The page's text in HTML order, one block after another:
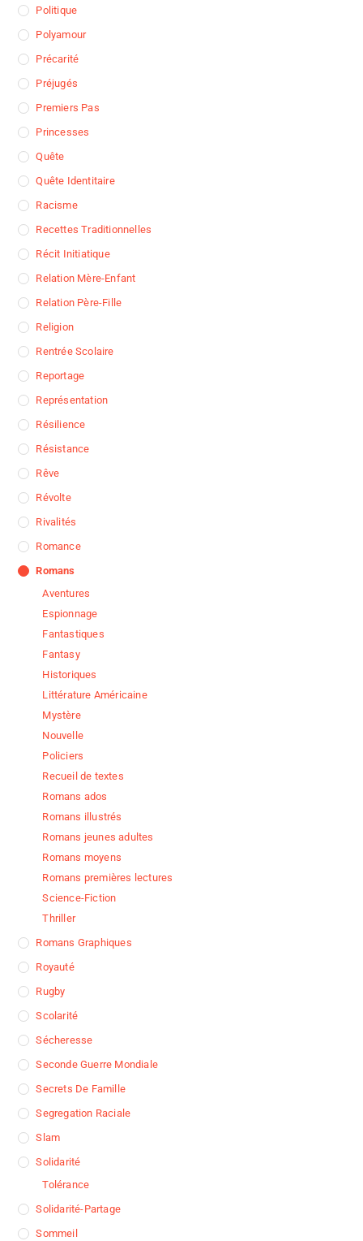
Politique
Polyamour
Précarité
Préjugés
Premiers Pas
Princesses
Quête
Quête Identitaire
Racisme
Recettes Traditionnelles
Récit Initiatique
Relation Mère-Enfant
Relation Père-Fille
Religion
Rentrée Scolaire
Reportage
Représentation
Résilience
Résistance
Rêve
Révolte
Rivalités
Romance
Romans
Aventures
Espionnage
Fantastiques
Fantasy
Historiques
Littérature Américaine
Mystère
Nouvelle
Policiers
Recueil de textes
Romans ados
Romans illustrés
Romans jeunes adultes
Romans moyens
Romans premières lectures
Science-Fiction
Thriller
Romans Graphiques
Royauté
Rugby
Scolarité
Sécheresse
Seconde Guerre Mondiale
Secrets De Famille
Segregation Raciale
Slam
Solidarité
Tolérance
Solidarité-Partage
Sommeil